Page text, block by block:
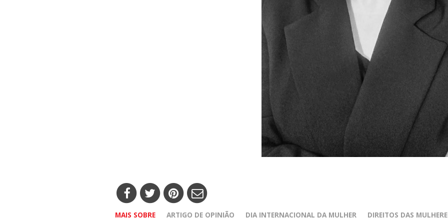
MAIS SOBRE ARTIGO DE OPINIÃO DIA INTERNACIONAL DA MULHER DIREITOS DAS